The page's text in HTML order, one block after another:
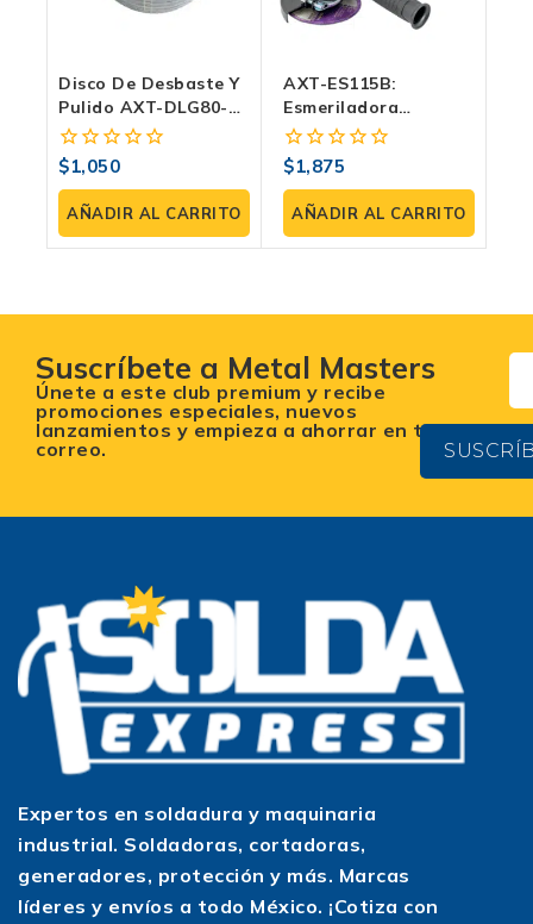
Disco De Desbaste Y
Pulido AXT-DLG80-
Z29 4 1/2″ (115×22.23
Mm) Tipo 29 –
Zirconia Grano 80
Para Metal/Inox.
Unidades.
0
fuera
de
5
$1,050
AÑADIR AL CARRITO
AXT-ES115B:
Esmeriladora
Inalámbrica 4 1/2”
(115 Mm) 20V Con
Freno Eléctrico,
Batería 4.0Ah,
0
fuera
de
5
$1,875
AÑADIR AL CARRITO
Suscríbete a Metal Masters
Únete a este club premium y recibe
promociones especiales, nuevos
lanzamientos y empieza a ahorrar en tu
correo.
Expertos en soldadura y maquinaria
industrial. Soldadoras, cortadoras,
generadores, protección y más. Marcas
líderes y envíos a todo México. ¡Cotiza con